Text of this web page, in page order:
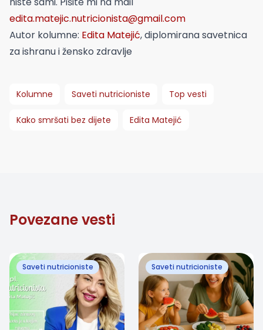
edita.matejic.nutricionista@gmail.com
Autor kolumne: Edita Matejić, diplomirana savetnica
za ishranu i žensko zdravlje
Kolumne Saveti nutricioniste Top vesti
Kako smršati bez dijete Edita Matejić
Povezane vesti
Saveti nutricioniste Saveti nutricioniste